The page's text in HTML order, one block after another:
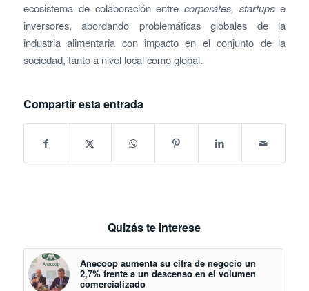
ecosistema de colaboración entrecorporates, startups e
inversores, abordando problemáticas globales de la
industria alimentaria con impacto en el conjunto de la
sociedad, tanto a nivel local como global.
Compartir esta entrada
Quizás te interese
Anecoop aumenta su cifra de negocio un
2,7% frente a un descenso en el volumen
comercializado